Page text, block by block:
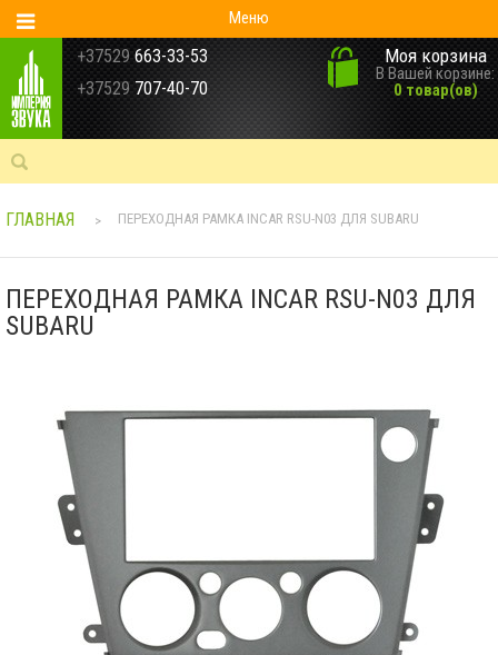
Меню
+37529 663-33-53
+37529 707-40-70
Моя корзина
В Вашей корзине:
0 товар(ов)
ГЛАВНАЯ > ПЕРЕХОДНАЯ РАМКА INCAR RSU-N03 ДЛЯ SUBARU
ПЕРЕХОДНАЯ РАМКА INCAR RSU-N03 ДЛЯ
SUBARU